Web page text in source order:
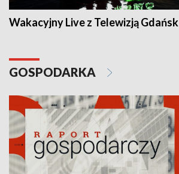
Wakacyjny Live z Telewizją Gdańsk
GOSPODARKA